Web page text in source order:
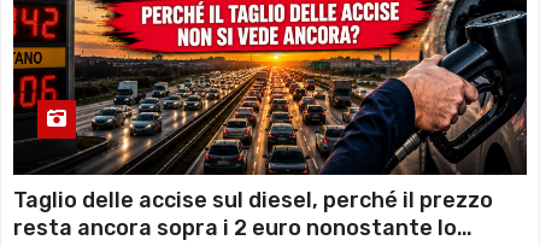
Taglio delle accise sul diesel, perché il prezzo
resta ancora sopra i 2 euro nonostante lo